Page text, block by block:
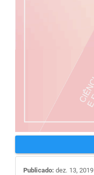
Publicado: dez. 13, 2019